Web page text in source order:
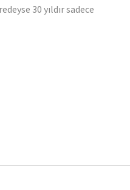
30 yıldır sadece